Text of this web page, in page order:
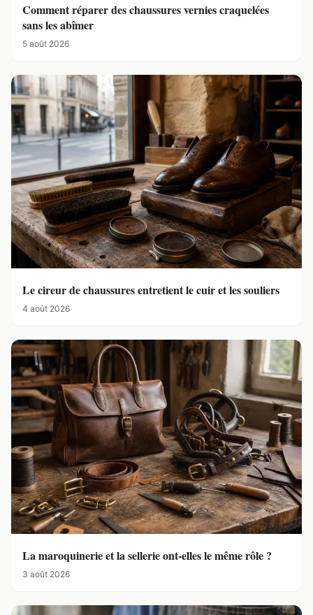
Comment réparer des chaussures vernies craquelées
sans les abîmer
5 août 2026
Le cireur de chaussures entretient le cuir et les souliers
4 août 2026
La maroquinerie et la sellerie ont-elles le même rôle ?
3 août 2026